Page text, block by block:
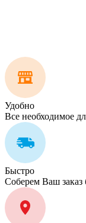
Удобно
Все необходимое
Быстро
Соберем Ваш заказ